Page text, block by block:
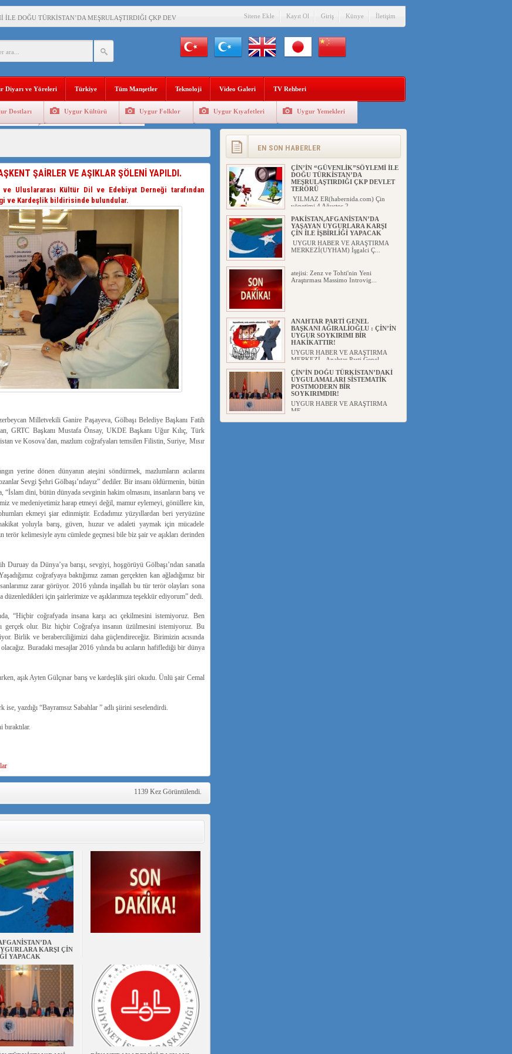
İLE DOĞU TÜRKİSTAN’DA MEŞRULAŞTIRDIĞI ÇKP DEVLET TERÖRÜ
UYGURLARA KARŞI ÇİN İLE İŞBİRLİĞİ YAPACAK
AĞIRALİOĞLU : ÇİN’İN UYGUR SOYKIRIMI BİR HAKİKATTIR!
UYGULAMALARI SİSTEMATİK POSTMODERN BİR SOYKIRIMDIR!
: ÇİN İŞGALİNDEKİ DOĞU TÜRKİSTAN
ÖVEN DİYANET AKADEMİSİ BAŞKANI’NA TEPKİLER SÜRÜYOR
JİANG’İN TRABZON ZİYARETİ
Sitene Ekle Kayıt Ol Giriş Künye İletişim
Diyarı ve Yöreleri Türkiye Tüm Manşetler Teknoloji Video Galeri TV Rehberi
Dostları Uygur Kültürü Uygur Folklor Uygur Kıyafetleri Uygur Yemekleri
ŞAİRLER VE AŞIKLAR ŞÖLENİ YAPILDI.
Uluslararası Kültür Dil ve Edebiyat Derneği tarafından
ve Kardeşlik bildirisinde bulundular.
Milletvekili Ganire Paşayeva, Gölbaşı Belediye Başkanı Fatih
GRTC Başkanı Mustafa Önsay, UKDE Başkanı Uğur Kılıç, Türk
ve Kosova’dan, mazlum coğrafyaları temsilen Filistin, Suriye, Mısır
yerine dönen dünyanın ateşini söndürmek, mazlumların acılarını
Sevgi Şehri Gölbaşı’ndayız” dediler. Bir insanı öldürmenin, bütün
“İslam dini, bütün dünyada sevginin hakim olmasını, insanların barış ve
ve medeniyetimiz harap etmeyi değil, mamur eylemeyi, gönüllere kin,
ekmeyi şiar edinmiştir. Ecdadımız yüzyıllardan beri yeryüzüne
yoluyla barış, güven, huzur ve adaleti yaymak için mücadele
kelimesiyle aynı cümlede geçmesi bile biz şair ve aşıkları derinden
Duruay da Dünya’ya barışı, sevgiyi, hoşgörüyü Gölbaşı’ndan sanatla
coğrafyaya baktığımız zaman gerçekten kan ağladığımız bir
zarar görüyor. 2016 yılında inşallah bu tür terör olayları sona
düzenledikleri için şairlerimize ve aşıklarımıza teşekkür ediyorum” dedi.
“Hiçbir coğrafyada insana karşı acı çekilmesini istemiyoruz. Ben
gerçek olur. Biz hiçbir Coğrafya insanın üzülmesini istemiyoruz. Bu
Birlik ve beraberciliğimizi daha güçlendireceğiz. Birimizin acısında
Buradaki mesajlar 2016 yılında bu acıların hafiflediği bir dünya
aşık Ayten Gülçınar barış ve kardeşlik şiiri okudu. Ünlü şair Cemal
yazdığı “Bayramsız Sabahlar ” adlı şiirini seselendirdi.
1139 Kez Görüntülendi.
KARŞI ÇİN
YAPACAK
EN SON HABERLER
ÇİN’İN “GÜVENLİK”SÖYLEMİ İLE
DOĞU TÜRKİSTAN’DA
MEŞRULAŞTIRDIĞI ÇKP DEVLET
TERÖRÜ
YILMAZ ER(habernida.com) Çin
yönetimi 4 Ağustos 2...
PAKİSTAN,AFGANİSTAN’DA
YAŞAYAN UYGURLARA KARŞI
ÇİN İLE İŞBİRLİĞİ YAPACAK
UYGUR HABER VE ARAŞTIRMA
MERKEZİ(UYHAM) İşgalci Ç...
atejisi: Zenz ve Tohti'nin Yeni
Araştırması Massimo Introvig...
ANAHTAR PARTİ GENEL
BAŞKANI AĞIRALİOĞLU : ÇİN’İN
UYGUR SOYKIRIMI BİR
HAKİKATTIR!
UYGUR HABER VE ARAŞTIRMA
MERKEZİ Anahtar Parti Genel
ÇİN’İN DOĞU TÜRKİSTAN’DAKİ
UYGULAMALARI SİSTEMATİK
POSTMODERN BİR
SOYKIRIMDIR!
UYGUR HABER VE ARAŞTIRMA
ME...
DİYANET AKADEMİSİ BAŞKANI